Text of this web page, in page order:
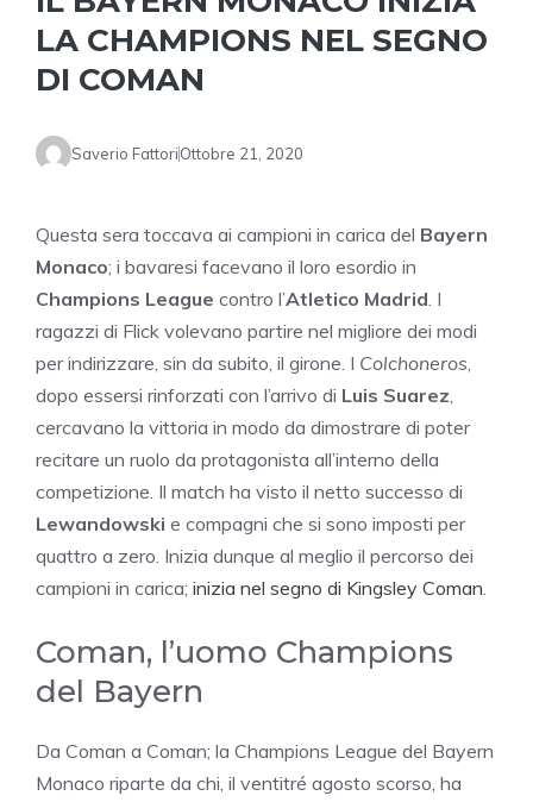
LA CHAMPIONS NEL SEGNO
DI COMAN
Saverio FattoriOttobre 21, 2020
Questa sera toccava ai campioni in carica del Bayern
Monaco; i bavaresi facevano il loro esordio in
Champions League contro l’Atletico Madrid. I
ragazzi di Flick volevano partire nel migliore dei modi
per indirizzare, sin da subito, il girone. I Colchoneros,
dopo essersi rinforzati con l’arrivo di Luis Suarez,
cercavano la vittoria in modo da dimostrare di poter
recitare un ruolo da protagonista all’interno della
competizione. Il match ha visto il netto successo di
Lewandowski e compagni che si sono imposti per
quattro a zero. Inizia dunque al meglio il percorso dei
campioni in carica; inizia nel segno di Kingsley Coman.
Coman, l’uomo Champions
del Bayern
Da Coman a Coman; la Champions League del Bayern
Monaco riparte da chi, il ventitré agosto scorso, ha